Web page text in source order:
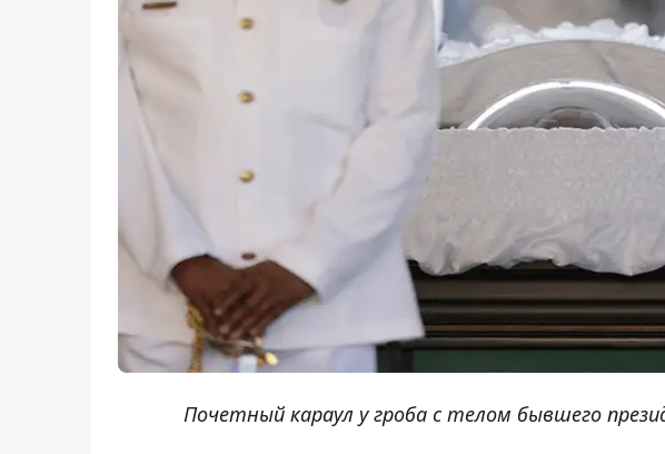
Почетный караул у гроба с телом бывшего